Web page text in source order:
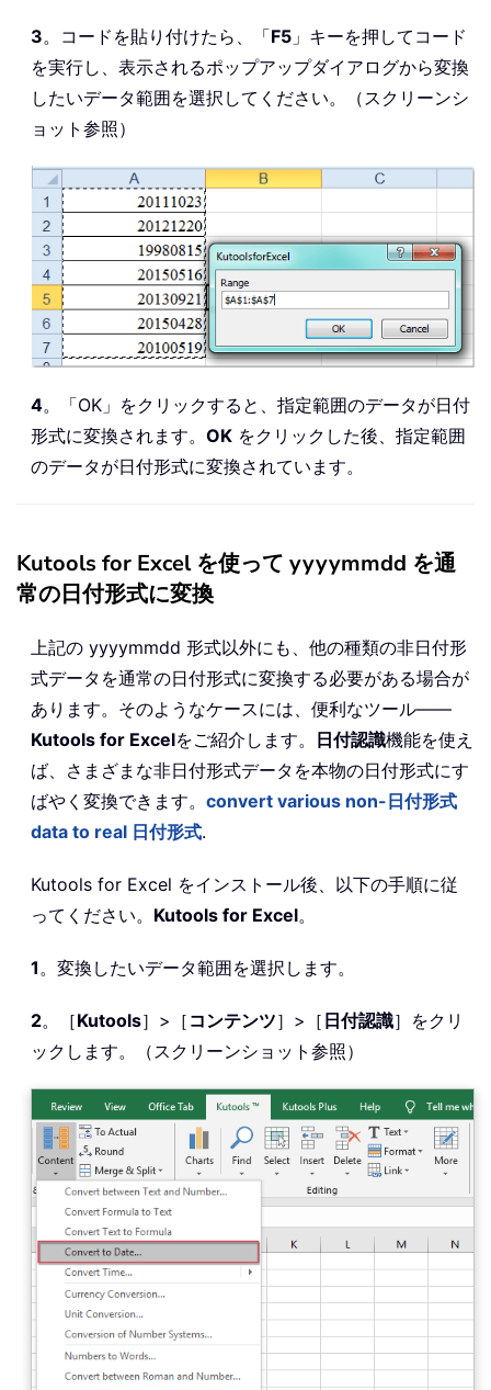
3。コードを貼り付けたら、「F5 」キーを押してコード
を実行し、表示されるポップアップダイアログから変換
したいデータ範囲を選択してください。（スクリーンシ
ョット参照）
4。「OK」をクリックすると、指定範囲のデータが日付
形式に変換されます。 OK をクリックした後、指定範囲
のデータが日付形式に変換されています。
Kutools for Excel を使って yyyymmdd を通
常の日付形式に変換
上記の yyyymmdd 形式以外にも、他の種類の非日付形
式データを通常の日付形式に変換する必要がある場合が
あります。そのようなケースには、便利なツール——
Kutools for Excelをご紹介します。 日付認識機能を使え
ば、さまざまな非日付形式データを本物の日付形式にす
ばやく変換できます。 convert various non-日付形式
data to real 日付形式.
Kutools for Excel をインストール後、以下の手順に従
ってください。 Kutools for Excel。
1。変換したいデータ範囲を選択します。
2。［Kutools］>［ コンテンツ］>［ 日付認識］をクリ
ックします。（スクリーンショット参照）